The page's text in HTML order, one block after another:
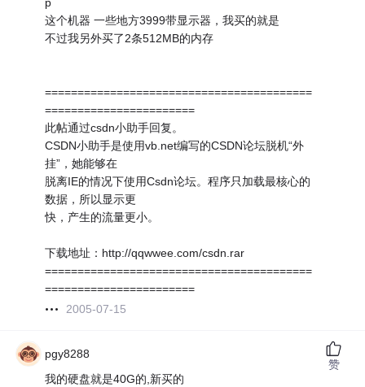
p
这个机器 一些地方3999带显示器，我买的就是
不过我另外买了2条512MB的内存
=========================================
=======================
此帖通过csdn小助手回复。
CSDN小助手是使用vb.net编写的CSDN论坛脱机“外
挂”，她能够在
脱离IE的情况下使用Csdn论坛。程序只加载最核心的
数据，所以显示更
快，产生的流量更小。
下载地址：http://qqwwee.com/csdn.rar
=========================================
=======================
2005-07-15
pgy8288
我的硬盘就是40G的,新买的
赞